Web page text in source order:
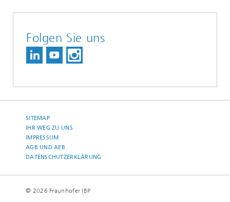
Folgen Sie uns
SITEMAP
IHR WEG ZU UNS
IMPRESSUM
AGB UND AEB
DATENSCHUTZERKLÄRUNG
© 2026 Fraunhofer IBP